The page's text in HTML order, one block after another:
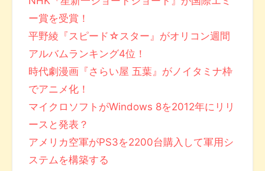
ー賞を受賞！
平野綾『スピード☆スター』がオリコン週間
アルバムランキング4位！
時代劇漫画『さらい屋 五葉』がノイタミナ枠
でアニメ化！
マイクロソフトがWindows 8を2012年にリリ
ースと発表？
アメリカ空軍がPS3を2200台購入して軍用シ
ステムを構築する